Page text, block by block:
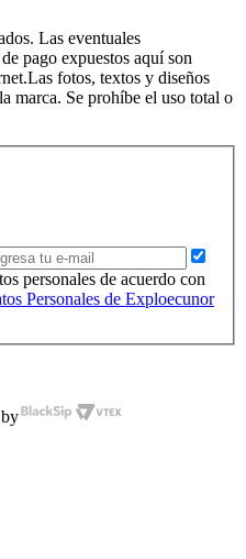
Las eventuales
pago expuestos aquí son
fotos, textos y diseños
marca. Se prohíbe el uso total o
personales de acuerdo con
Personales de Exploecunor